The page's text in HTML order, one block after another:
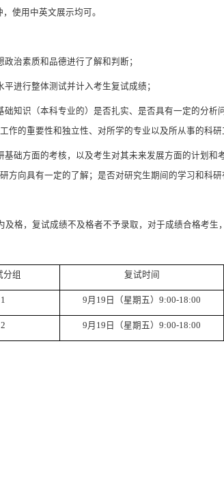
使用中英文展示均可。
政治素质和品德进行了解和判断；
进行整体测试并计入考生复试成绩；
知识（本科专业的）是否扎实、是否具有一定的分
作的重要性和独立性、对所学的专业以及所从事的科
础方面的考核，以及考生对其未来发展方面的计划
方向具有一定的了解；是否对研究生期间的学习和科
及格，复试成绩不及格者不予录取，对于成绩合格考生 ，
分组 复试时间
1 9月 19 日（星期 五 ） 9:00-18:00
2 9月 19 日（星期 五 ） 9:00-18:00